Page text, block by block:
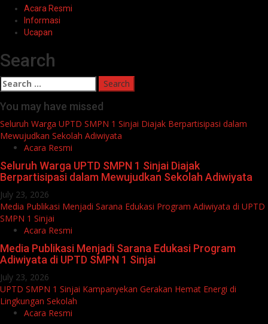
Acara Resmi
Informasi
Ucapan
Search
Search
for:
You may have missed
Seluruh Warga UPTD SMPN 1 Sinjai Diajak Berpartisipasi dalam
Mewujudkan Sekolah Adiwiyata
Acara Resmi
Seluruh Warga UPTD SMPN 1 Sinjai Diajak
Berpartisipasi dalam Mewujudkan Sekolah Adiwiyata
July 23, 2026
Media Publikasi Menjadi Sarana Edukasi Program Adiwiyata di UPTD
SMPN 1 Sinjai
Acara Resmi
Media Publikasi Menjadi Sarana Edukasi Program
Adiwiyata di UPTD SMPN 1 Sinjai
July 23, 2026
UPTD SMPN 1 Sinjai Kampanyekan Gerakan Hemat Energi di
Lingkungan Sekolah
Acara Resmi